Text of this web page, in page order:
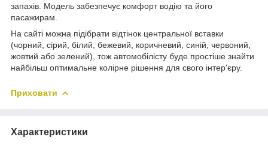
запахів. Модель забезпечує комфорт водію та його
пасажирам.
На сайті можна підібрати відтінок центральної вставки
(чорний, сірий, білий, бежевий, коричневий, синій, червоний,
жовтий або зелений), тож автомобілісту буде простіше знайти
найбільш оптимальне колірне рішення для свого інтер'єру.
Приховати
Характеристики